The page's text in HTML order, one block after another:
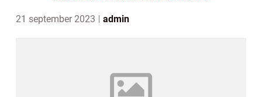
21 september 2023 admin